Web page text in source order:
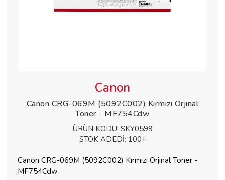
Canon
Canon CRG-069M (5092C002) Kırmızı Orjinal
Toner - MF754Cdw
ÜRÜN KODU: SKY0599
STOK ADEDİ: 100+
Canon CRG-069M (5092C002) Kırmızı Orjinal Toner -
MF754Cdw